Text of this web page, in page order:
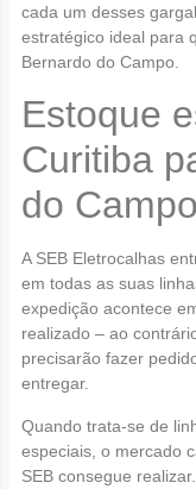
cada um desses
estratégico ideal para
Bernardo do Campo.
Estoque
Curitiba
do Campo
A SEB Eletrocalhas
em todas as suas
expedição acontece
realizado – ao
precisarão fazer
entregar.
Quando trata-se de
especiais, o mercado
SEB consegue